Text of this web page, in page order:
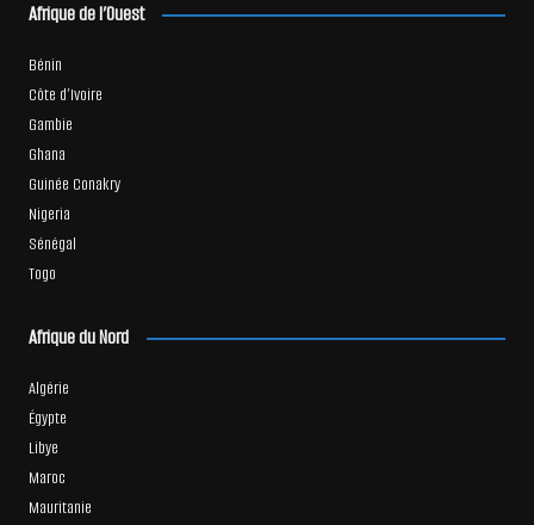
Afrique de l’Ouest
Bénin
Côte d’Ivoire
Gambie
Ghana
Guinée Conakry
Nigeria
Sénégal
Togo
Afrique du Nord
Algérie
Égypte
Libye
Maroc
Mauritanie